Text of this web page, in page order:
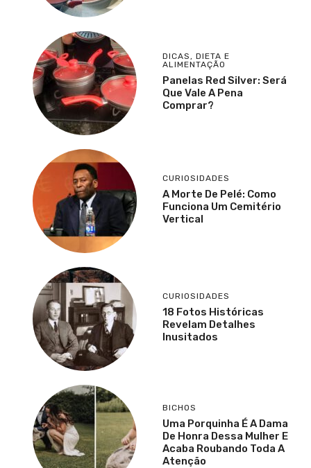
DICAS, DIETA E
ALIMENTAÇÃO
Panelas Red Silver: Será
Que Vale A Pena
Comprar?
CURIOSIDADES
A Morte De Pelé: Como
Funciona Um Cemitério
Vertical
CURIOSIDADES
18 Fotos Históricas
Revelam Detalhes
Inusitados
BICHOS
Uma Porquinha É A Dama
De Honra Dessa Mulher E
Acaba Roubando Toda A
Atenção